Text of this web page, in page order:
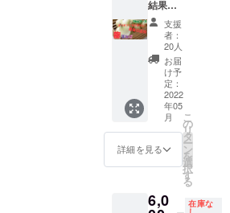
個数
約15個
です。
発送方
法は運
送業者
さんに
お願い
しま
す。 発
送はプ
ロジェ
時発送
結果、
最後の
追加出
来そう
なので
20ケー
ス追加
しま
す！ 最
初の方
よりも
少しお
値段上
がりま
ご了承
支援
者：
20人
お届
け予
定：
2022
年05
月
詳細を見る
こ
の
リ
タ
ー
ン
を
選
択
す
る
6,0 在庫な